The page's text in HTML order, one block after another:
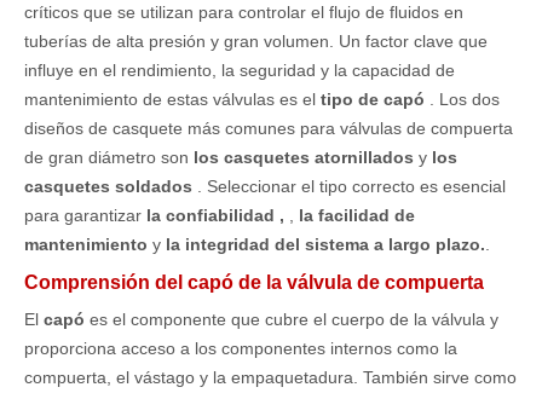
críticos que se utilizan para controlar el flujo de fluidos en
tuberías de alta presión y gran volumen. Un factor clave que
influye en el rendimiento, la seguridad y la capacidad de
mantenimiento de estas válvulas es el tipo de capó
. Los dos
diseños de casquete más comunes para válvulas de compuerta
de gran diámetro son los casquetes atornillados y los
casquetes soldados
. Seleccionar el tipo correcto es esencial
para garantizar la confiabilidad ,
la facilidad de
mantenimiento y la integridad del sistema a largo plazo.
Comprensión del capó de la válvula de compuerta
El capó es el componente que cubre el cuerpo de la válvula y
proporciona acceso a los componentes internos como la
compuerta, el vástago y la empaquetadura. También sirve como